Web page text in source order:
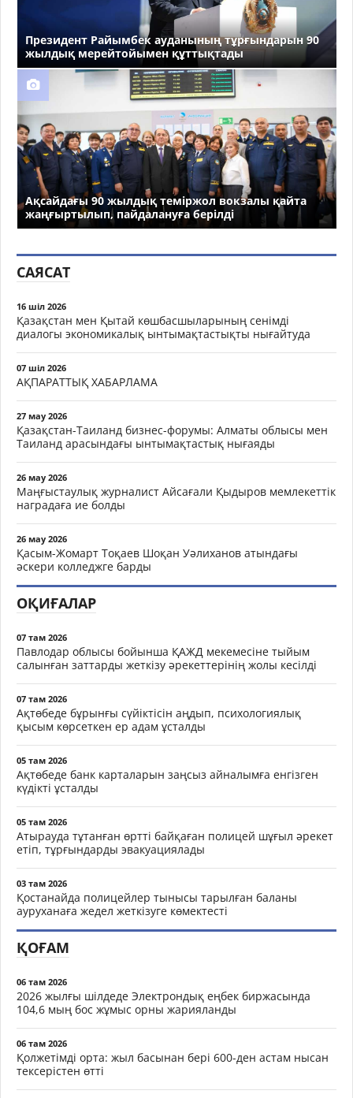
Президент Райымбек ауданының тұрғындарын 90
жылдық мерейтойымен құттықтады
Ақсайдағы 90 жылдық теміржол вокзалы қайта
жаңғыртылып, пайдалануға берілді
САЯСАТ
16 шіл 2026
Қазақстан мен Қытай көшбасшыларының сенімді
диалогы экономикалық ынтымақтастықты нығайтуда
07 шіл 2026
АҚПАРАТТЫҚ ХАБАРЛАМА
27 мау 2026
Қазақстан-Таиланд бизнес-форумы: Алматы облысы мен
Таиланд арасындағы ынтымақтастық нығаяды
26 мау 2026
Маңғыстаулық журналист Айсағали Қыдыров мемлекеттік
наградаға ие болды
26 мау 2026
Қасым-Жомарт Тоқаев Шоқан Уәлиханов атындағы
әскери колледжге барды
ОҚИҒАЛАР
07 там 2026
Павлодар облысы бойынша ҚАЖД мекемесіне тыйым
салынған заттарды жеткізу әрекеттерінің жолы кесілді
07 там 2026
Ақтөбеде бұрынғы сүйіктісін аңдып, психологиялық
қысым көрсеткен ер адам ұсталды
05 там 2026
Ақтөбеде банк карталарын заңсыз айналымға енгізген
күдікті ұсталды
05 там 2026
Атырауда тұтанған өртті байқаған полицей шұғыл әрекет
етіп, тұрғындарды эвакуациялады
03 там 2026
Қостанайда полицейлер тынысы тарылған баланы
ауруханаға жедел жеткізуге көмектесті
ҚОҒАМ
06 там 2026
2026 жылғы шілдеде Электрондық еңбек биржасында
104,6 мың бос жұмыс орны жарияланды
06 там 2026
Қолжетімді орта: жыл басынан бері 600-ден астам нысан
тексерістен өтті